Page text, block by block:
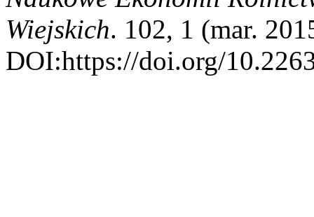
Wiejskich. 102, 1 (mar.
DOI:https://doi.org/